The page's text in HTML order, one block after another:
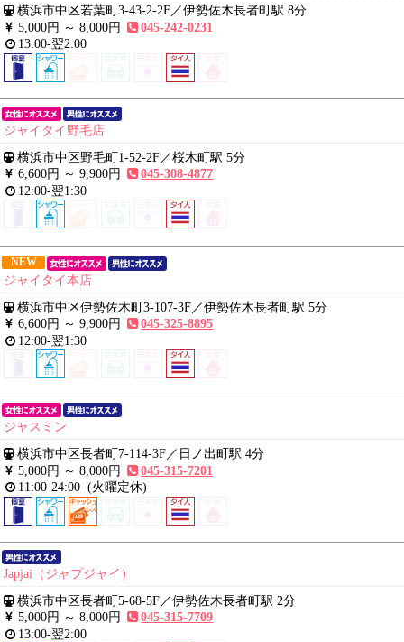
横浜市中区若葉町3-43-2-2F／伊勢佐木長者町駅 8分
5,000円 ～8,000円
045-242-0231
13:00-翌2:00
ジャイタイ野毛店
横浜市中区野毛町1-52-2F／桜木町駅 5分
6,600円 ～9,900円
045-308-4877
12:00-翌1:30
NEW
ジャイタイ本店
横浜市中区伊勢佐木町3-107-3F／伊勢佐木長者町駅 5分
6,600円 ～9,900円
045-325-8895
12:00-翌1:30
ジャスミン
横浜市中区長者町7-114-3F／ 日ノ出町駅 4分
5,000円 ～8,000円
045-315-7201
11:00-24:00 (火曜定休)
Japjai（ジャプジャイ）
横浜市中区長者町5-68-5F／伊勢佐木長者町駅 2分
5,000円 ～8,000円
045-315-7709
13:00-翌2:00